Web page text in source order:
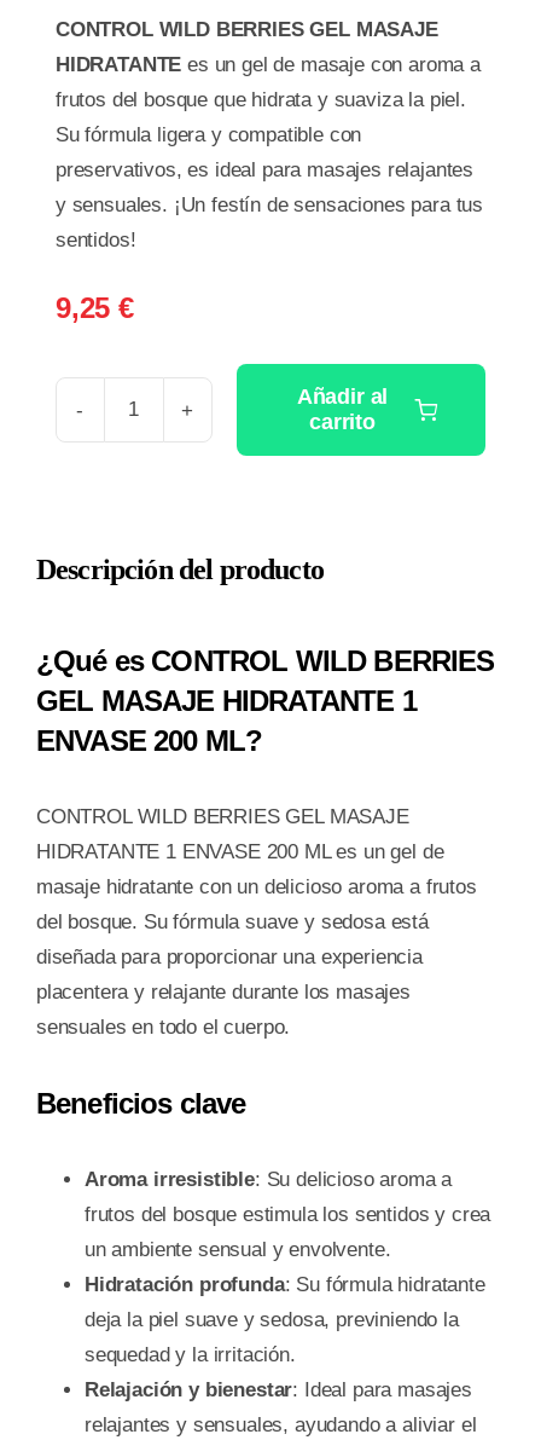
CONTROL WILD BERRIES GEL MASAJE
HIDRATANTE es un gel de masaje con aroma a
frutos del bosque que hidrata y suaviza la piel.
Su fórmula ligera y compatible con
preservativos, es ideal para masajes relajantes
y sensuales. ¡Un festín de sensaciones para tus
sentidos!
9,25 €
MASAJE
ENVASE
200
ML
Añadir al
carrito
Descripción del producto
¿Qué es CONTROL WILD BERRIES
GEL MASAJE HIDRATANTE 1
ENVASE 200 ML?
CONTROL WILD BERRIES GEL MASAJE
HIDRATANTE 1 ENVASE 200 ML es un gel de
masaje hidratante con un delicioso aroma a frutos
del bosque. Su fórmula suave y sedosa está
diseñada para proporcionar una experiencia
placentera y relajante durante los masajes
sensuales en todo el cuerpo.
Beneficios clave
Aroma irresistible: Su delicioso aroma a
frutos del bosque estimula los sentidos y crea
un ambiente sensual y envolvente.
Hidratación profunda: Su fórmula hidratante
deja la piel suave y sedosa, previniendo la
sequedad y la irritación.
Relajación y bienestar: Ideal para masajes
relajantes y sensuales, ayudando a aliviar el